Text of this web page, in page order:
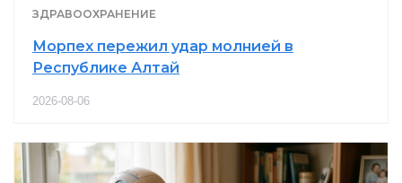
ЗДРАВООХРАНЕНИЕ
Морпех пережил удар молнией в
Республике Алтай
2026-08-06